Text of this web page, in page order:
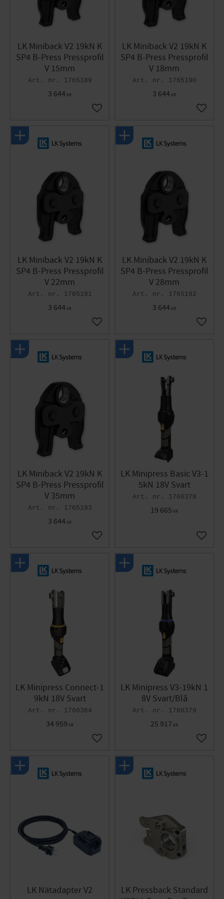
LK Miniback V2 19kN K
SP4 B-Press Pressprofil
V 15mm
1765189
3 644 KR
Lägg till i favoriter
LK Miniback V2 19kN K
SP4 B-Press Pressprofil
V 18mm
1765190
3 644 KR
Lägg
LK Miniback V2 19kN K
SP4 B-Press Pressprofil
V 22mm
1765191
3 644 KR
Lägg till i favoriter
LK Miniback V2 19kN K
SP4 B-Press Pressprofil
V 28mm
1765192
3 644 KR
Lägg
LK Miniback V2 19kN K
SP4 B-Press Pressprofil
V 35mm
1765193
3 644 KR
Lägg till i favoriter
LK Minipress Basic V3-1
5kN 18V Svart
1760378
19 665 KR
Lägg
LK Minipress Connect-1
9kN 18V Svart
1760364
34 959 KR
Lägg till i favoriter
LK Minipress V3-19kN 1
8V Svart/Blå
1760379
25 917 KR
Lägg
LK Nätadapter V2
LK Pressback Standard